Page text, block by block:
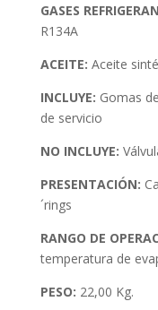
GASES
R134A
ACEITE: Aceite
INCLUYE: Gomas
de servicio
NO INCLUYE:
PRESENTACIÓN:
´rings
RANGO DE
temperatura de
PESO: 22,00 Kg.